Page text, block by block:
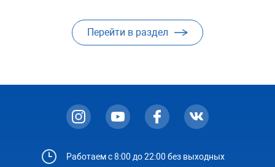
Перейти в раздел
Работаем с 8:00 до 22:00 без выходных